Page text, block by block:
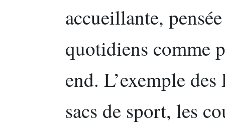
accueillante,
quotidiens comme
end. L’exemple
sacs de sport, les